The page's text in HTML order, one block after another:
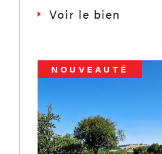
Voir le bien
NOUVEAUTÉ